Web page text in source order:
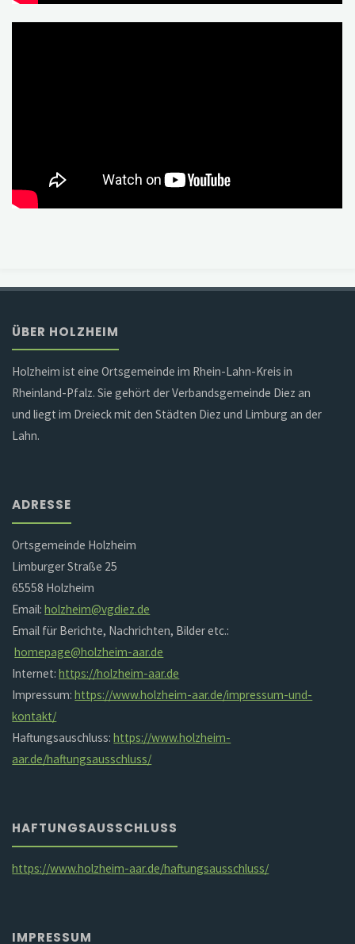
ÜBER HOLZHEIM
Holzheim ist eine Ortsgemeinde im Rhein-Lahn-Kreis in
Rheinland-Pfalz. Sie gehört der Verbandsgemeinde Diez an
und liegt im Dreieck mit den Städten Diez und Limburg an der
Lahn.
ADRESSE
Ortsgemeinde Holzheim
Limburger Straße 25
65558 Holzheim
Email:holzheim@vgdiez.de
Email für Berichte, Nachrichten, Bilder etc.:
homepage@holzheim-aar.de
Internet:https://holzheim-aar.de
Impressum:https://www.holzheim-aar.de/impressum-und-
kontakt/
Haftungsauschluss:https://www.holzheim-
aar.de/haftungsausschluss/
HAFTUNGSAUSSCHLUSS
https://www.holzheim-aar.de/haftungsausschluss/
IMPRESSUM